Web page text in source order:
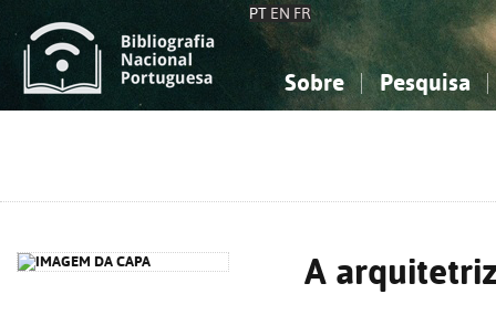
PT EN FR
Sobre Pesquisa
A